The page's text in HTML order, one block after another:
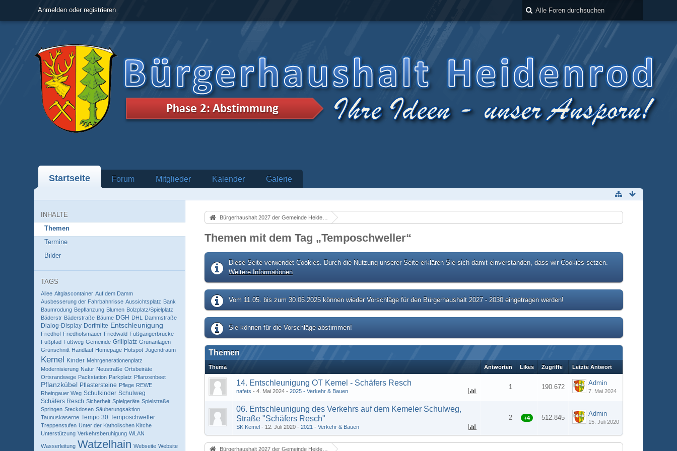
Anmelden oder registrieren
Startseite Forum Mitglieder Kalender Galerie
INHALTE
Themen
Termine
Bilder
TAGS
Allee Altglascontainer Auf dem Damm
Ausbesserung der Fahrbahnrisse Aussichtsplatz Bank
Baumrodung Bepflanzung Blumen Bolzplatz/Spielplatz
Bäderstr Bäderstraße Bäume DGH DHL Dammstraße
Dialog-Display Dorfmitte Entschleunigung
Friedhof Friedhofsmauer Friedwald Fußgängerbrücke
Fußpfad Fußweg Gemeinde Grillplatz Grünanlagen
Grünschnitt Handlauf Homepage Hotspot Jugendraum
Kemel Kinder Mehrgenerationenplatz
Modernisierung Natur Neustraße Ortsbeiräte
Ortsrandwege Packstation Parkplatz Pflanzenbeet
Pflanzkübel Pflastersteine Pflege REWE
Rheingauer Weg Schulkinder Schulweg
Schäfers Resch Sicherheit Spielgeräte Spielstraße
Springen Steckdosen Säuberungsaktion
Taunuskaserne Tempo 30 Temposchweller
Treppenstufen Unter der Katholischen Kirche
Unterstützung Verkehrsberuhigung WLAN
Wasserleitung Watzelhain Webseite Website
Bürgerhaushalt 2027 der Gemeinde Heidenrod
Themen mit dem Tag „Temposchweller“
Diese Seite verwendet Cookies. Durch die Nutzung unserer Seite erklären Sie sich damit einverstanden, dass wir Cookies setzen.
Weitere Informationen
Vom 11.05. bis zum 30.06.2025 können wieder Vorschläge für den Bürgerhaushalt 2027 - 2030 eingetragen werden!
Sie können für die Vorschläge abstimmen!
Themen
Thema Antworten Likes Zugriffe Letzte Antwort
14. Entschleunigung OT Kemel - Schäfers Resch
nafets 4. Mai 2024 2025 - Verkehr & Bauen
1 190.672
Admin
7. Mai 2024
06. Entschleunigung des Verkehrs auf dem Kemeler Schulweg,
Straße "Schäfers Resch"
SK Kemel 12. Juli 2020 2021 - Verkehr & Bauen
2 +4 512.845
Admin
15. Juli 2020
Bürgerhaushalt 2027 der Gemeinde Heidenrod